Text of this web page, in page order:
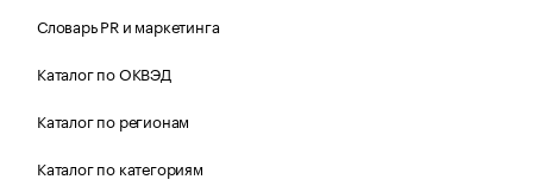
Словарь PR и маркетинга
Каталог по ОКВЭД
Каталог по регионам
Каталог по категориям